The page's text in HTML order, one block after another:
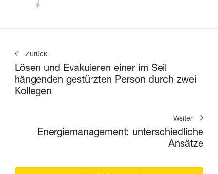
Zurück
Lösen und Evakuieren einer im Seil
hängenden gestürzten Person durch zwei
Kollegen
Weiter
Energiemanagement: unterschiedliche
Ansätze